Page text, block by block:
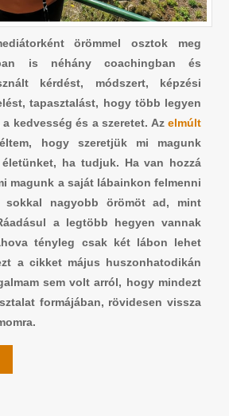
örömmel osztok meg
is néhány coachingban és
kérdést, módszert, képzési
tapasztalást, hogy több legyen
kedvesség és a szeretet. Az elmúlt
hogy szeretjük mi magunk
ha tudjuk. Ha van hozzá
magunk a saját lábainkon felmenni
sokkal nagyobb örömöt ad, mint
a legtöbb hegyen vannak
tényleg csak két lábon lehet
a cikket május huszonhatodikán
sem volt arról, hogy mindezt
formájában, rövidesen vissza